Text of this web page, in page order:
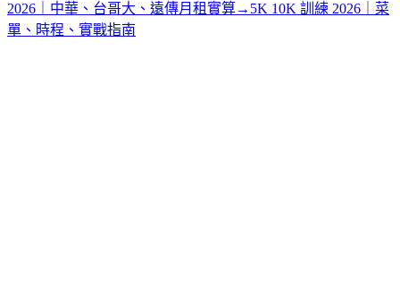
2026｜中華、台哥大、遠傳月租實算→ 5K 10K 訓練 2026｜菜
單、時程、實戰指南